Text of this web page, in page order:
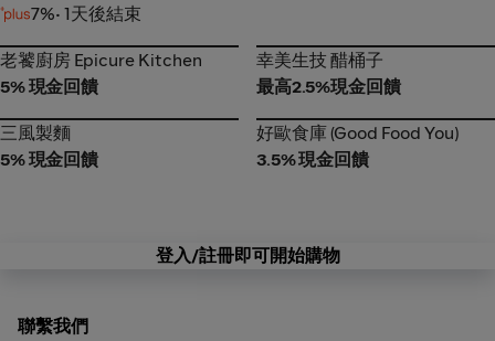
7%• 1天後結束
老饕廚房 Epicure Kitchen
老饕廚房 Epicure Kitchen
5% 現金回饋
幸美生技 醋桶子
幸美生技 醋桶子
最高2.5%現金回饋
三風製麵
三風製麵
5% 現金回饋
好歐食庫 (Good Food You)
好歐食庫 (Good Food You)
3.5% 現金回饋
登入/註冊即可開始購物
聯繫我們